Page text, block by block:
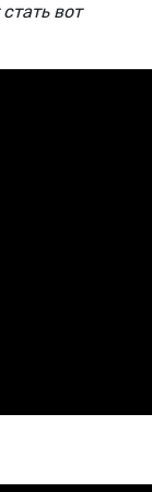
вот